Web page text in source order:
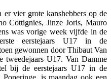
vier grote kanshebbers op de
Cottignies, Jinze Joris, Mauro
was vorige week vijfde in de
eerstejaars U17 in de
gewonnen door Thibaut Van
U17. Van Damme
bij de eerstejaars U17 in de